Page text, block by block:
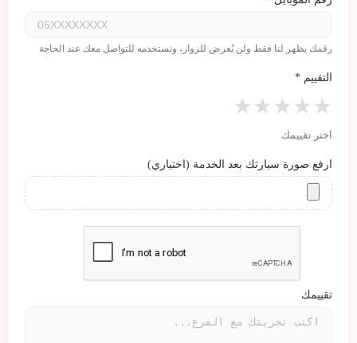
رقمك يظهر لنا فقط ولن يُعرض للزوار، ونستخدمه للتواصل معك عند الحاجة
التقييم *
★★★★★
اختر تقييمك
ارفع صورة سيارتك بعد الخدمة (اختياري)